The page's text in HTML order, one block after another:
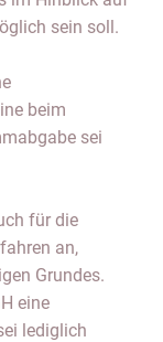
sein soll.
beim
sei
für die
an,
Grundes.
eine
lediglich